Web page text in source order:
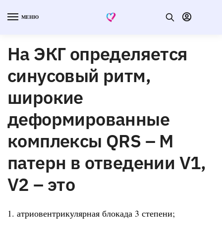
МЕНЮ
На ЭКГ определяется
синусовый ритм,
широкие
деформированные
комплексы QRS – М
патерн в отведении V1,
V2 – это
1. атриовентрикулярная блокада 3 степени;